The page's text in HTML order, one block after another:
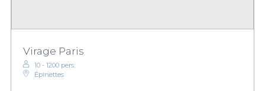
Virage Paris
10 - 1200 pers.
Épinettes